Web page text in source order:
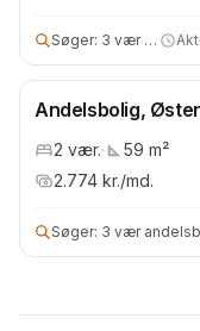
Søger: 3 vær andelsbolig
Andelsbolig,
2 vær.· 59 m²
2.774 kr./md.
Søger: 3 vær